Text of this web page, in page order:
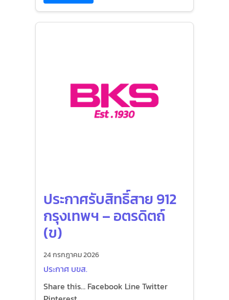
ประกาศรับสิทธิ์สาย 912
กรุงเทพฯ – อตรดิตถ์
(ข)
24 กรกฎาคม 2026
ประกาศ บขส.
Share this… Facebook Line Twitter